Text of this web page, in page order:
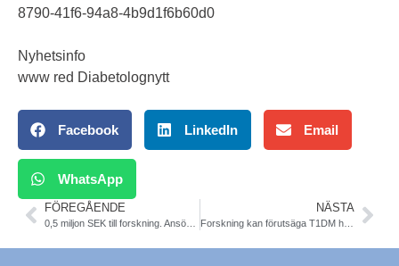
8790-41f6-94a8-4b9d1f6b60d0
Nyhetsinfo
www red Diabetolognytt
Facebook LinkedIn Email
WhatsApp
FÖREGÅENDE NÄSTA
Forskning kan förutsäga T1DM hos barn. Nature Comm